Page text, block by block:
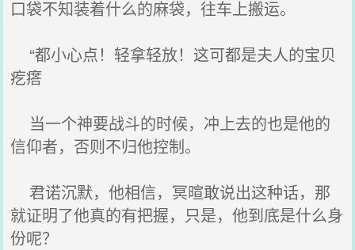
口袋不知装着什么的麻袋，往车上搬运。
“都小心点！轻拿轻放！这可都是夫人的宝贝
疙瘩
当一个神要战斗的时候，冲上去的也是他的
信仰者，否则不归他控制。
君诺沉默，他相信，冥暄敢说出这种话，那
就证明了他真的有把握，只是，他到底是什么身
份呢？